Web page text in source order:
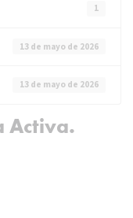
1
13 de mayo de 2026
13 de mayo de 2026
Activa.